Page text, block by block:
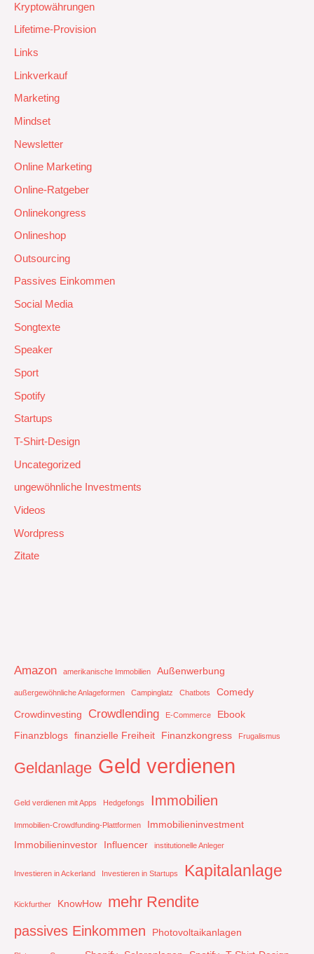
Kryptowährungen
Lifetime-Provision
Links
Linkverkauf
Marketing
Mindset
Newsletter
Online Marketing
Online-Ratgeber
Onlinekongress
Onlineshop
Outsourcing
Passives Einkommen
Social Media
Songtexte
Speaker
Sport
Spotify
Startups
T-Shirt-Design
Uncategorized
ungewöhnliche Investments
Videos
Wordpress
Zitate
Amazon amerikanische Immobilien Außenwerbung
außergewöhnliche Anlageformen Campinglatz Chatbots
Comedy
Crowdinvesting
Crowdlending E-Commerce
Ebook
Finanzblogs finanzielle Freiheit Finanzkongress Frugalismus
Geldanlage Geld verdienen
Geld verdienen mit Apps Hedgefongs Immobilien
Immobilien-Crowdfunding-Plattformen
Immobilieninvestment
Immobilieninvestor
Influencer institutionelle Anleger
Investieren in Ackerland Investieren in Startups Kapitalanlage
Kickfurther KnowHow mehr Rendite
passives Einkommen Photovoltaikanlagen